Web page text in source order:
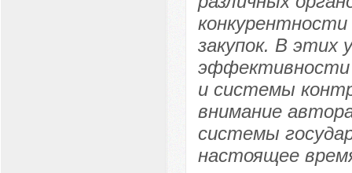
закупок. В этих
эффективности
и системы
внимание
системы
настоящее